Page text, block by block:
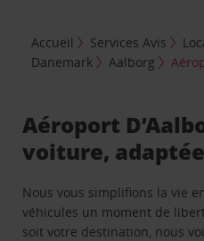
Accueil Services Avis
Danemark
Aalborg
Aéroport
voiture,
Nous vous simplifions la vie
véhicules un moment de
soit votre destination, nous